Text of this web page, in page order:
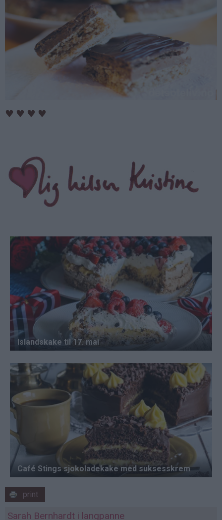
♥ ♥ ♥ ♥
print
Sarah Bernhardt i langpanne